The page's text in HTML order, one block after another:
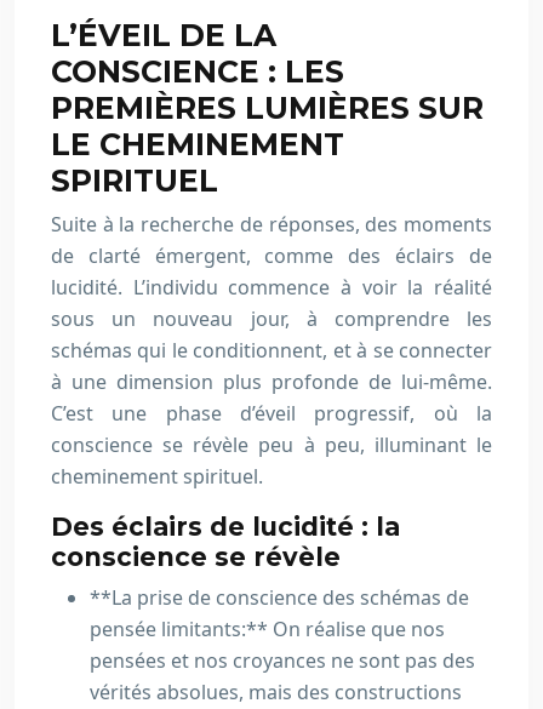
L’ÉVEIL DE LA
CONSCIENCE : LES
PREMIÈRES LUMIÈRES SUR
LE CHEMINEMENT
SPIRITUEL
Suite à la recherche de réponses, des moments
de clarté émergent, comme des éclairs de
lucidité. L’individu commence à voir la réalité
sous un nouveau jour, à comprendre les
schémas qui le conditionnent, et à se connecter
à une dimension plus profonde de lui-même.
C’est une phase d’éveil progressif, où la
conscience se révèle peu à peu, illuminant le
cheminement spirituel.
Des éclairs de lucidité : la
conscience se révèle
**La prise de conscience des schémas de
pensée limitants:** On réalise que nos
pensées et nos croyances ne sont pas des
vérités absolues, mais des constructions